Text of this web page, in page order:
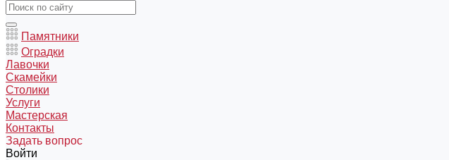
Памятники
Оградки
Лавочки
Скамейки
Столики
Услуги
Мастерская
Контакты
Задать вопрос
Войти